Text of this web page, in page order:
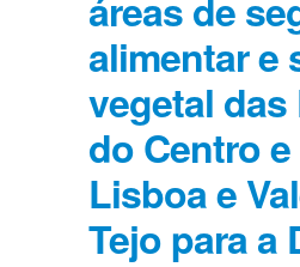
alimentar e
vegetal das
do Centro
Lisboa e
Tejo para a